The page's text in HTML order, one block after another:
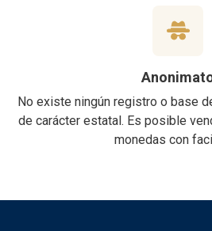
No existe ningún registro o base
de carácter estatal. Es posible
monedas con